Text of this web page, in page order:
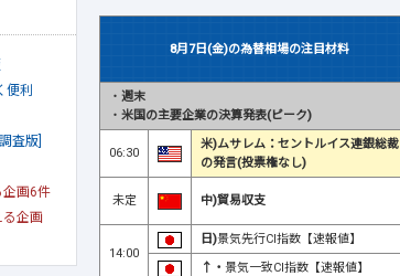
便利
査版]
企画6件
る企画
8月7日(金)の為替相場の注目材料
・ 週末
・ 米国の主要企業の決算発表(ピーク)
06:30
米)ムサレム：セントルイス連銀総裁
の発言(投票権なし)
未定 中)貿易収支
14:00
日)景気先行CI指数【速報値】
↑・ 景気一致CI指数【速報値】